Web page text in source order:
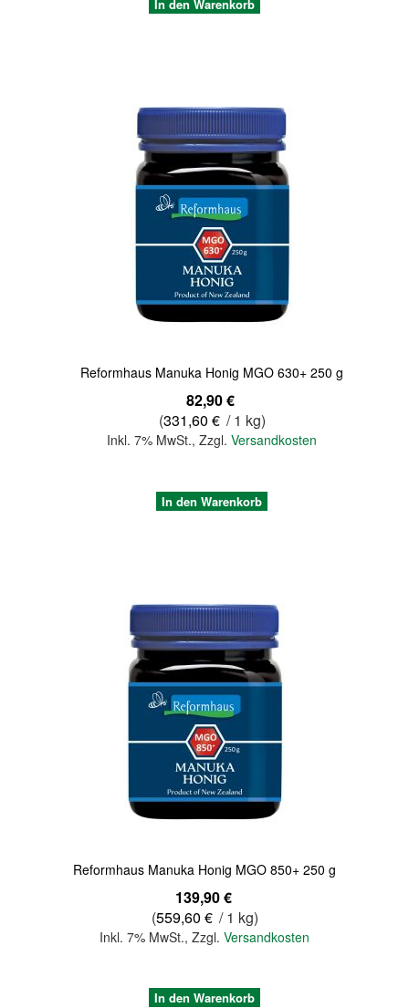
In den Warenkorb
Reformhaus Manuka Honig MGO 630+ 250 g
82,90 €
(331,60 € / 1 kg)
Inkl. 7% MwSt.,Zzgl.Versandkosten
In den Warenkorb
Reformhaus Manuka Honig MGO 850+ 250 g
139,90 €
(559,60 € / 1 kg)
Inkl. 7% MwSt., Zzgl. Versandkosten
In den Warenkorb